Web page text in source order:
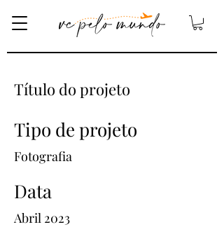
Título do projeto
Tipo de projeto
Fotografia
Data
Abril 2023